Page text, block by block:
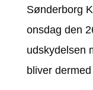
Sønderborg
onsdag den
udskydelsen
bliver